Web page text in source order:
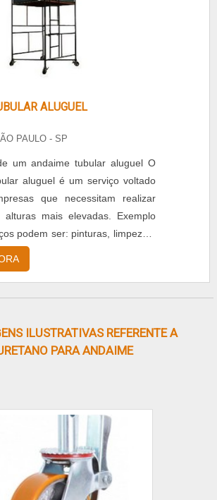
ALUGUEL
PAULO - SP
um andaime tubular aluguel O
aluguel é um serviço voltado
que necessitam realizar
mais elevadas. Exemplo
podem ser: pinturas, limpezas,
construções, reparos em telhas,
ILUSTRATIVAS REFERENTE A
PARA ANDAIME